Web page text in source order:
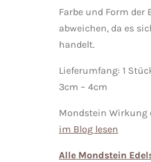
Farbe und Form der
abweichen, da es
handelt.
Lieferumfang: 1
3cm – 4cm
Mondstein Wirkung
im Blog lesen
Alle Mondstein